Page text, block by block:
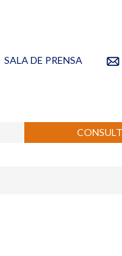
SALA DE PRENSA